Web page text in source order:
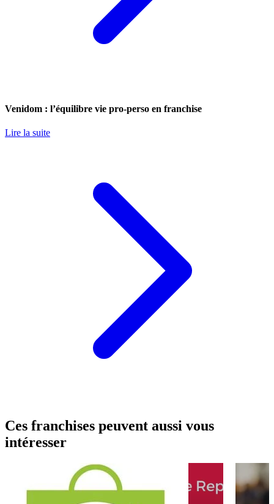
Venidom : l’équilibre vie pro-perso en franchise
Lire la suite
Ces franchises peuvent aussi vous
intéresser